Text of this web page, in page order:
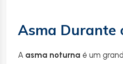
Asma Durante
A asma noturna é um